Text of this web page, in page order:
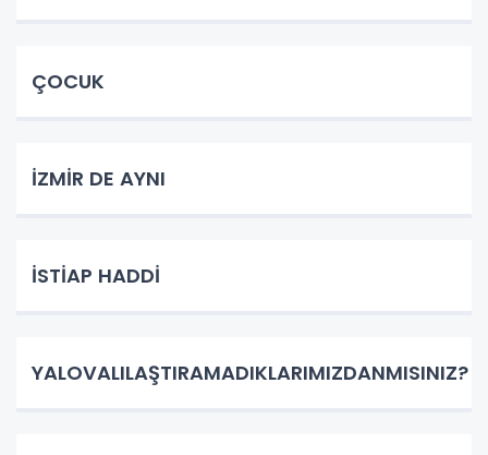
ÇOCUK
İZMİR DE AYNI
İSTİAP HADDİ
YALOVALILAŞTIRAMADIKLARIMIZDANMISINIZ?